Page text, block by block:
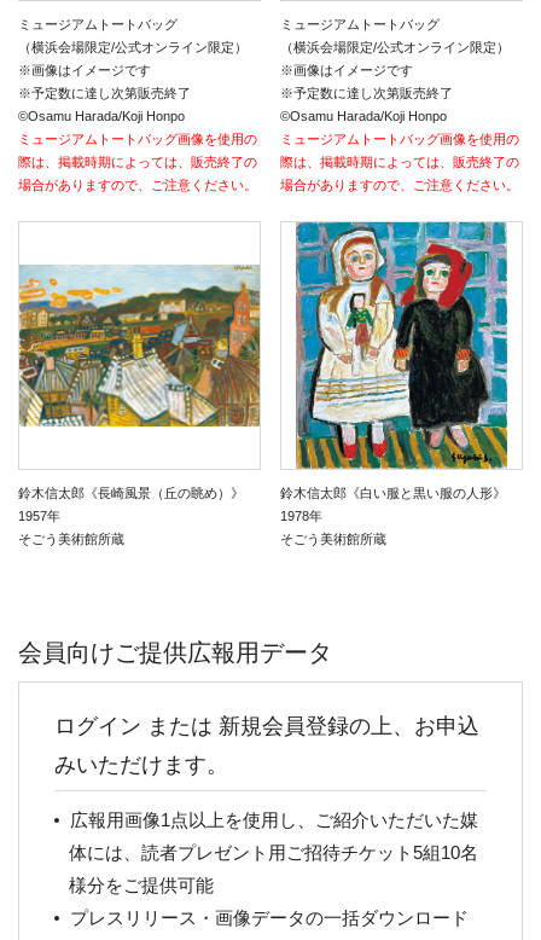
ミュージアムトートバッグ
（横浜会場限定/公式オンライン限定）
※画像はイメージです
※予定数に達し次第販売終了
©Osamu Harada/Koji Honpo
ミュージアムトートバッグ画像を使用の
際は、掲載時期によっては、販売終了の
場合がありますので、ご注意ください。
ミュージアムトートバッグ
（横浜会場限定/公式オンライン限定）
※画像はイメージです
※予定数に達し次第販売終了
©Osamu Harada/Koji Honpo
ミュージアムトートバッグ画像を使用の
際は、掲載時期によっては、販売終了の
場合がありますので、ご注意ください。
鈴木信太郎《長崎風景（丘の眺め）》
1957年
そごう美術館所蔵
鈴木信太郎《白い服と黒い服の人形》
1978年
そごう美術館所蔵
会員向けご提供広報用データ
ログイン または 新規会員登録の上、お申込
みいただけます。
広報用画像1点以上を使用し、ご紹介いただいた媒
体には、読者プレゼント用ご招待チケット5組10名
様分をご提供可能
プレスリリース・画像データの一括ダウンロード